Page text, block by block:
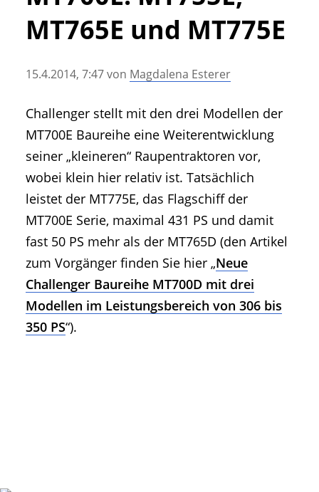
• Messen und Veranstaltungen
• Agritechnica Neuheiten Archiv
MT765E und MT775E
15.4.2014, 7:47von Magdalena Esterer
Challenger stellt mit den drei Modellen der
MT700E Baureihe eine Weiterentwicklung
seiner „kleineren“ Raupentraktoren vor,
wobei klein hier relativ ist. Tatsächlich
leistet der MT775E, das Flagschiff der
MT700E Serie, maximal 431 PS und damit
fast 50 PS mehr als der MT765D (den Artikel
zum Vorgänger finden Sie hier „Neue
Challenger Baureihe MT700D mit drei
Modellen im Leistungsbereich von 306 bis
350 PS“).